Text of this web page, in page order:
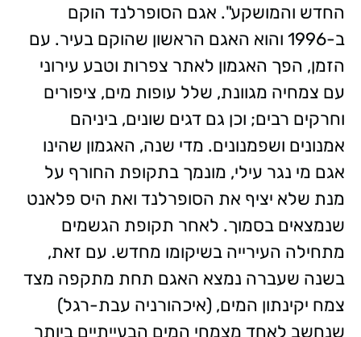
החדש והמושקע". אגם הסופרלנד הוקם
ב-1996 והוא האגם הראשון שהוקם בעיר. עם
הזמן, הפך האגמון לאתר צפרות וטבע עירוני
עם צמחיה מגוונת, שלל עופות מים, ציפורים
וחרקים רבים; וכן גם דגים שונים, ביניהם
אמנונים ושפמנונים. מדי שנה, האגמון שהינו
אגם מי נגר עילי, מונמך בתקופת החורף על
מנת שלא יציף את הסופרלנד ואת היס פלאנט
שנמצאים בסמוך. לאחר תקופת הגשמים
מתחילה העירייה בשיקומו מחדש. עם זאת,
בשנה שעברה נמצא האגם תחת מתקפה מצד
צמח יקינתון המים, (איכהורניה עבת-רגל)
שנחשב לאחד מצמחי המים הבעייתיים ביותר